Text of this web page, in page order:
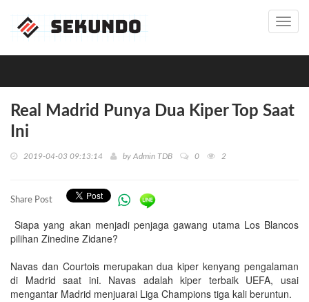
Real Madrid Punya Dua Kiper Top Saat
Ini
2019-04-03 09:13:14 by Admin TDB 0 2
Share Post
Siapa yang akan menjadi penjaga gawang utama Los Blancos
pilihan Zinedine Zidane?
Navas dan Courtois merupakan dua kiper kenyang pengalaman
di Madrid saat ini. Navas adalah kiper terbaik UEFA, usai
mengantar Madrid menjuarai Liga Champions tiga kali beruntun.